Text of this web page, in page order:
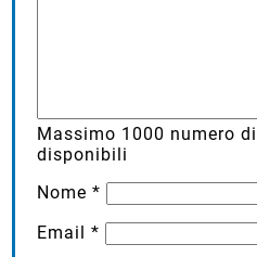
Massimo 1000 numero
disponibili
Nome*
Email*